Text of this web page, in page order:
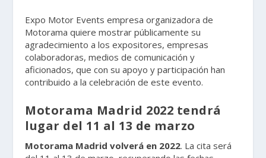
Expo Motor Events empresa organizadora de
Motorama quiere mostrar públicamente su
agradecimiento a los expositores, empresas
colaboradoras, medios de comunicación y
aficionados, que con su apoyo y participación han
contribuido a la celebración de este evento.
Motorama Madrid 2022 tendrá
lugar del 11 al 13 de marzo
Motorama Madrid volverá en 2022. La cita será